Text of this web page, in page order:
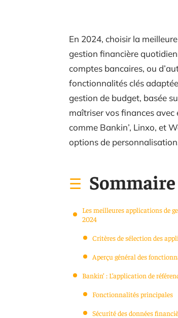
En 2024, choisir la
gestion financière
comptes bancaires, ou
fonctionnalités clés
gestion de budget, basée
maîtriser vos finances
comme Bankin’, Linxo, et
options de
Sommaire
Les meilleures applications de
2024
Critères de sélection des
Aperçu général des
Bankin’ : L’application de
Fonctionnalités principales
Sécurité des données